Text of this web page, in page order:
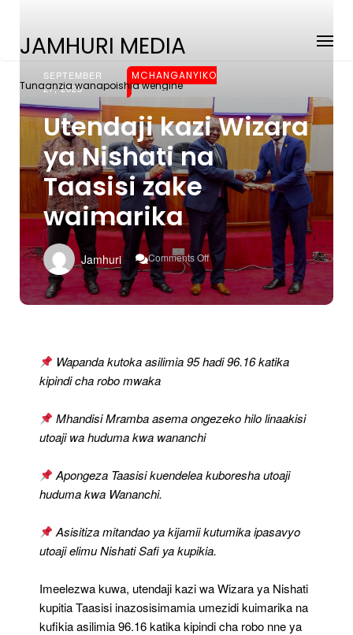
JAMHURI MEDIA
Tunaanzia wanapoishia wengine
SEPTEMBER
27, 2025
MCHANGANYIKO
Utendaji kazi Wizara
ya Nishati na
Taasisi zake
waimarika
Jamhuri Comments Off
On
Utendaji
Kazi
Wizara
Taasisi
Zake
Wapanda kutoka asilimia 95 hadi 96.16 katika
kipindi cha robo mwaka
Mhandisi Mramba asema ongezeko hilo linaakisi
utoaji wa huduma kwa wananchi
Apongeza Taasisi kuendelea kuboresha utoaji
huduma kwa Wananchi.
Asisitiza mitandao ya kijamii kutumika ipasavyo
utoaji elimu Nishati Safi ya kupikia.
Imeelezwa kuwa, utendaji kazi wa Wizara ya Nishati
kupitia Taasisi inazosisimamia umezidi kuimarika na
kufikia asilimia 96.16 katika kipindi cha robo nne ya